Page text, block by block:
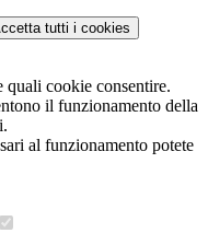
tutti i cookies
quali cookie consentire.
il funzionamento della
al funzionamento potete